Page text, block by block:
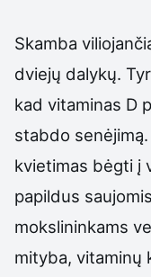
Skamba
dviejų dalykų.
kad vitaminas D
stabdo
kvietimas bėgti į
papildus
mokslininkams
mityba, vitaminų